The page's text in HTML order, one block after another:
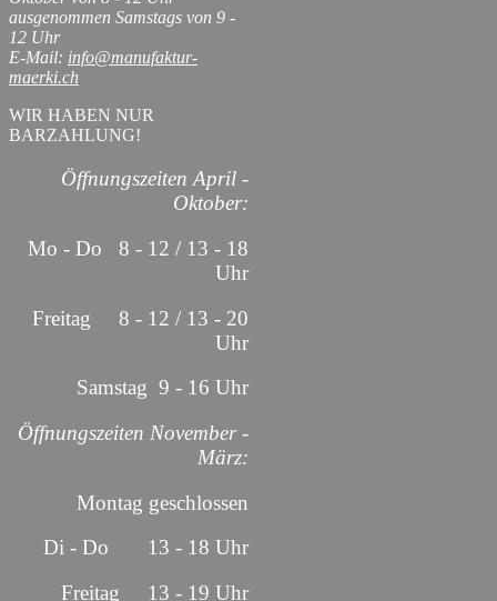
ausgenommen Samstags von 9 -
12 Uhr
E-Mail: info@manufaktur-
maerki.ch
WIR HABEN NUR
BARZAHLUNG!
Öffnungszeiten April -
Oktober:
Mo - Do 8 - 12 / 13 - 18
Uhr
Freitag 8 - 12 / 13 - 20
Uhr
Samstag 9 - 16 Uhr
Öffnungszeiten November -
März:
Montag geschlossen
Di - Do 13 - 18 Uhr
Freitag 13 - 19 Uhr